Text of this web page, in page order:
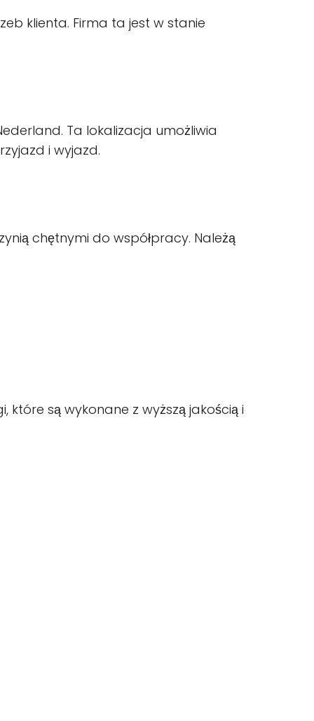
klienta. Firma ta jest w stanie
Ta lokalizacja umożliwia
i wyjazd.
chętnymi do współpracy. Należą
są wykonane z wyższą jakością i